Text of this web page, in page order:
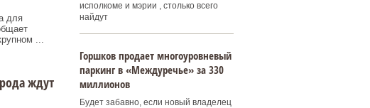
для
...
ждут
исполкоме и мэрии , столько всего
найдут
Горшков продает многоуровневый
паркинг в «Междуречье» за 330
миллионов
Будет забавно, если новый владелец